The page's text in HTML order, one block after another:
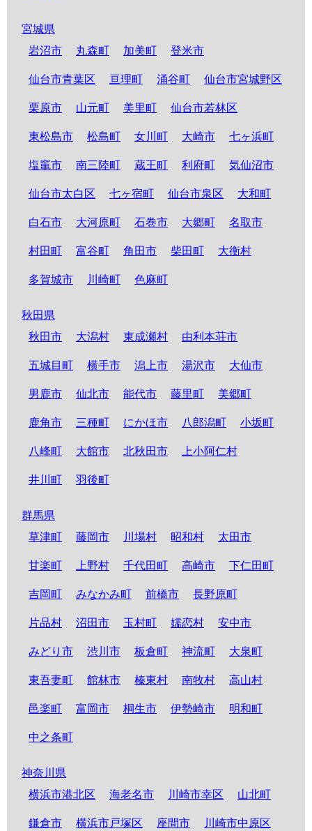
宮城県
岩沼市
丸森町 加美町 登米市
仙台市青葉区 亘理町 涌谷町 仙台市宮城野区
栗原市 山元町 美里町 仙台市若林区
東松島市 松島町 女川町 大崎市 七ヶ浜町
塩竈市 南三陸町 蔵王町 利府町 気仙沼市
仙台市太白区 七ヶ宿町 仙台市泉区 大和町
白石市 大河原町 石巻市 大郷町 名取市
村田町 富谷町 角田市 柴田町 大衡村
多賀城市 川崎町 色麻町
秋田県
秋田市
大潟村 東成瀬村 由利本荘市
五城目町 横手市 潟上市 湯沢市 大仙市
男鹿市 仙北市 能代市 藤里町 美郷町
鹿角市 三種町 にかほ市 八郎潟町 小坂町
八峰町 大館市 北秋田市 上小阿仁村
井川町 羽後町
群馬県
草津町
藤岡市 川場村 昭和村 太田市
甘楽町 上野村 千代田町 高崎市 下仁田町
吉岡町 みなかみ町 前橋市 長野原町
片品村 沼田市 玉村町 嬬恋村 安中市
みどり市 渋川市 板倉町 神流町 大泉町
東吾妻町 館林市 榛東村 南牧村 高山村
邑楽町 富岡市 桐生市 伊勢崎市 明和町
中之条町
神奈川県
横浜市港北区
海老名市 川崎市幸区 山北町
鎌倉市 横浜市戸塚区 座間市 川崎市中原区